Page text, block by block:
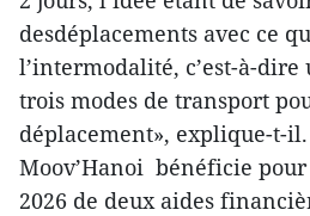
desdéplacements avec ce
l’intermodalité, c’est-à-dire
trois modes de transport
déplacement», explique-t-il.
Moov’Hanoi bénéficie
2026 de deux aides